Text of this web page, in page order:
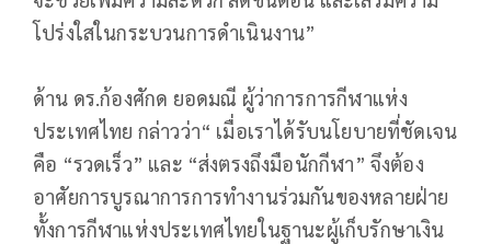
โปร่งใสในกระบวนการดำเนินงาน”
ด้าน ดร.ก้องศักด ยอดมณี ผู้ว่าการการกีฬาแห่ง
ประเทศไทย กล่าวว่า“ เมื่อเราได้รับนโยบายที่ชัดเจน
คือ “รวดเร็ว” และ “ส่งตรงถึงมือนักกีฬา” จึงต้อง
อาศัยการบูรณาการการทำงานร่วมกันของหลายฝ่าย
ทั้งการกีฬาแห่งประเทศไทยในฐานะผู้เก็บรักษาเงิน